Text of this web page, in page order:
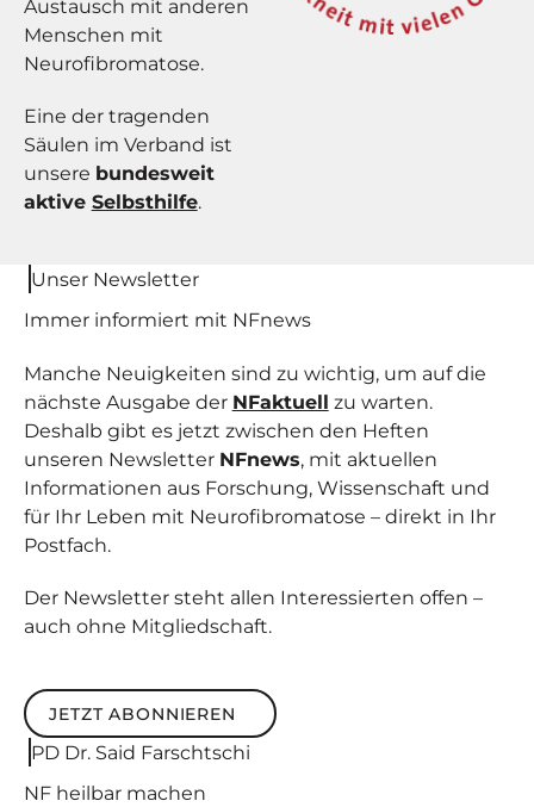
Austausch mit anderen
Menschen mit
Neurofibromatose.
Eine der tragenden
Säulen im Verband ist
unsere bundesweit
aktive Selbsthilfe.
Unser Newsletter
Immer informiert mit NFnews
Manche Neuigkeiten sind zu wichtig, um auf die
nächste Ausgabe der NFaktuell zu warten.
Deshalb gibt es jetzt zwischen den Heften
unseren Newsletter NFnews, mit aktuellen
Informationen aus Forschung, Wissenschaft und
für Ihr Leben mit Neurofibromatose – direkt in Ihr
Postfach.
Der Newsletter steht allen Interessierten offen –
auch ohne Mitgliedschaft.
Jetzt abonnieren
JETZT ABONNIEREN
PD Dr. Said Farschtschi
NF heilbarmachen